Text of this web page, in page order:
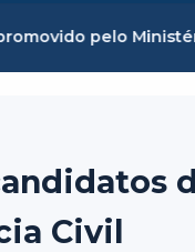
Ministério da
Civil